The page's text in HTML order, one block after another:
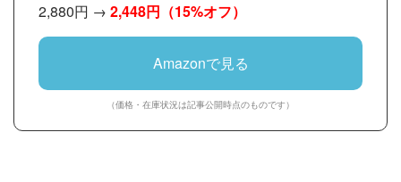
ド 「貼り付け」 AirFlow (ジェットブラック)
2,880円 → 2,448円 （15%オフ）
Amazonで見る
（価格・在庫状況は記事公開時点のものです）